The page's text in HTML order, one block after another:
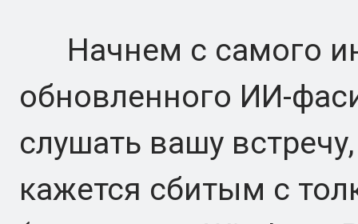
Начнем с самого
обновленного ИИ-
слушать вашу
кажется сбитым с